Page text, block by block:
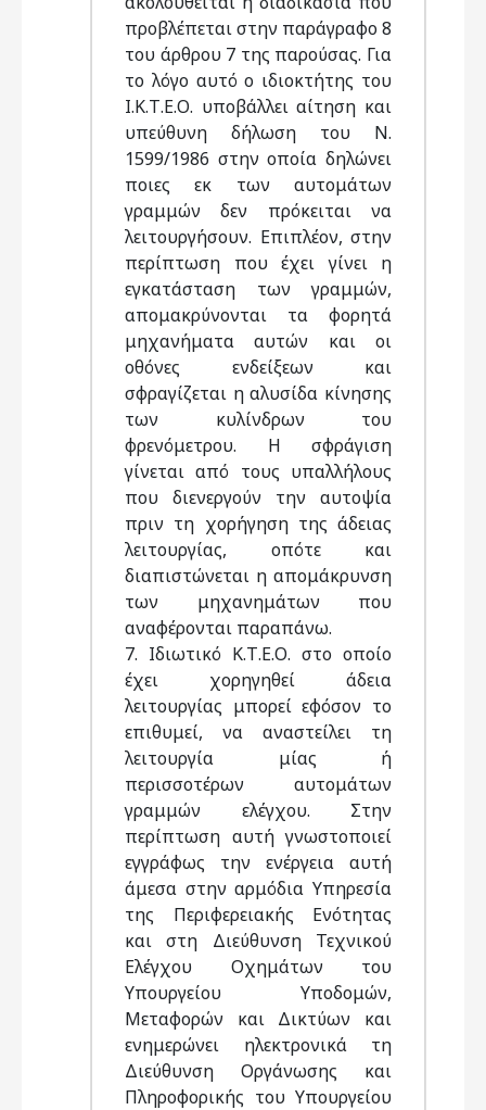
προβλέπεται στην παράγραφο 8
του άρθρου 7 της παρούσας. Για
το λόγο αυτό ο ιδιοκτήτης του
Ι.Κ.Τ.Ε.Ο. υποβάλλει αίτηση και
υπεύθυνη δήλωση του Ν.
1599/1986 στην οποία δηλώνει
ποιες εκ των αυτομάτων
γραμμών δεν πρόκειται να
λειτουργήσουν. Επιπλέον, στην
περίπτωση που έχει γίνει η
εγκατάσταση των γραμμών,
απομακρύνονται τα φορητά
μηχανήματα αυτών και οι
οθόνες ενδείξεων και
σφραγίζεται η αλυσίδα κίνησης
των κυλίνδρων του
φρενόμετρου. Η σφράγιση
γίνεται από τους υπαλλήλους
που διενεργούν την αυτοψία
πριν τη χορήγηση της άδειας
λειτουργίας, οπότε και
διαπιστώνεται η απομάκρυνση
των μηχανημάτων που
αναφέρονται παραπάνω.
7. Ιδιωτικό Κ.Τ.Ε.Ο. στο οποίο
έχει χορηγηθεί άδεια
λειτουργίας μπορεί εφόσον το
επιθυμεί, να αναστείλει τη
λειτουργία μίας ή
περισσοτέρων αυτομάτων
γραμμών ελέγχου. Στην
περίπτωση αυτή γνωστοποιεί
εγγράφως την ενέργεια αυτή
άμεσα στην αρμόδια Υπηρεσία
της Περιφερειακής Ενότητας
και στη Διεύθυνση Τεχνικού
Ελέγχου Οχημάτων του
Υπουργείου Υποδομών,
Μεταφορών και Δικτύων και
ενημερώνει ηλεκτρονικά τη
Διεύθυνση Οργάνωσης και
Πληροφορικής του Υπουργείου